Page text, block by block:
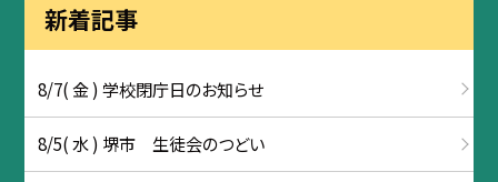
新着記事
8/7( 金 ) 学校閉庁日のお知らせ
8/5( 水 ) 堺市 生徒会のつどい